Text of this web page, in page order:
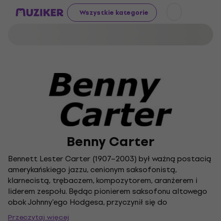
Wszystkie kategorie
Benny Carter
Bennett Lester Carter (1907–2003) był ważną postacią
amerykańskiego jazzu, cenionym saksofonistą,
klarnecistą, trębaczem, kompozytorem, aranżerem i
liderem zespołu. Będąc pionierem saksofonu altowego
obok Johnny'ego Hodgesa, przyczynił się do
ukształtowania ery swingu swoimi aranżacjami dla
Przeczytaj więcej